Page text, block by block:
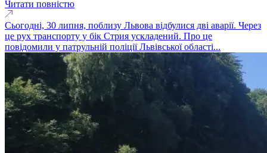
Читати повністю
Сьогодні, 30 липня, поблизу Львова відбулися дві аварії. Через
це рух транспорту у бік Стрия ускладений. Про це
повідомили у патрульній поліції Львівської області...